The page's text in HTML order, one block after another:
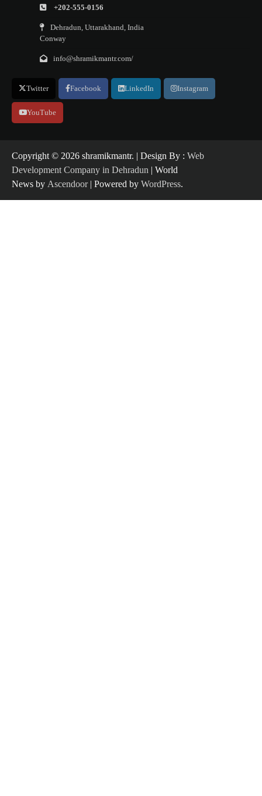
+202-555-0156
Dehradun, Uttarakhand, India
Conway
info@shramikmantr.com/
Twitter Facebook LinkedIn Instagram
YouTube
Copyright ©️ 2026 shramikmantr. | Design By : Web
Development Company in Dehradun | World
News by Ascendoor| Powered by WordPress.